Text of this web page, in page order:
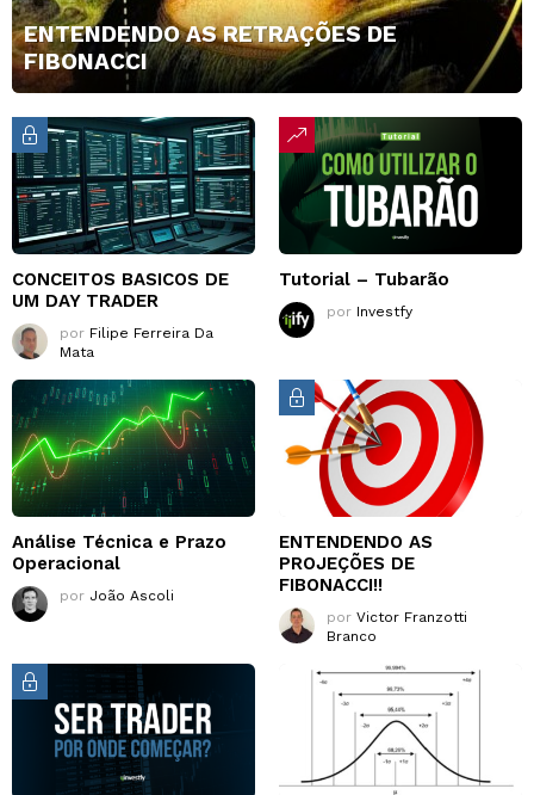
ENTENDENDO AS RETRAÇÕES DE
FIBONACCI
CONCEITOS BASICOS DE
UM DAY TRADER
por Filipe Ferreira Da
Mata
Tutorial – Tubarão
por Investfy
Análise Técnica e Prazo
Operacional
por João Ascoli
ENTENDENDO AS
PROJEÇÕES DE
FIBONACCI!!
por Victor Franzotti
Branco